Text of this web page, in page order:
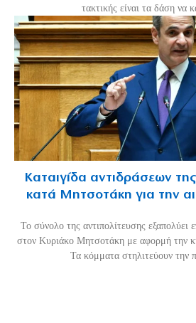
τακτικής είναι τα δάση να
Καταιγίδα αντιδράσεων
κατά Μητσοτάκη για την
Το σύνολο της αντιπολίτευσης εξαπολύει
στον Κυριάκο Μητσοτάκη με αφορμή την
Τα κόμματα στηλιτεύουν την